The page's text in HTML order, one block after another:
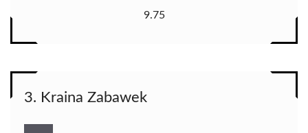
9.75
3. Kraina Zabawek